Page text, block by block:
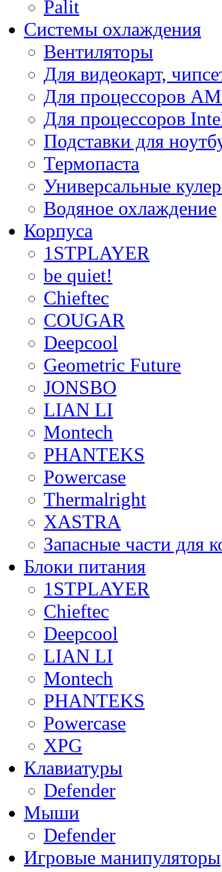
Palit
Системы охлаждения
Вентиляторы
Для видеокарт,
Для процессоров
Для процессоров
Подставки для
Термопаста
Универсальные
Водяное охлаждение
Корпуса
1STPLAYER
be quiet!
Chieftec
COUGAR
Deepcool
Geometric Future
JONSBO
LIAN LI
Montech
PHANTEKS
Powercase
Thermalright
XASTRA
Запасные части для
Блоки питания
1STPLAYER
Chieftec
Deepcool
LIAN LI
Montech
PHANTEKS
Powercase
XPG
Клавиатуры
Defender
Мыши
Defender
Игровые манипуляторы